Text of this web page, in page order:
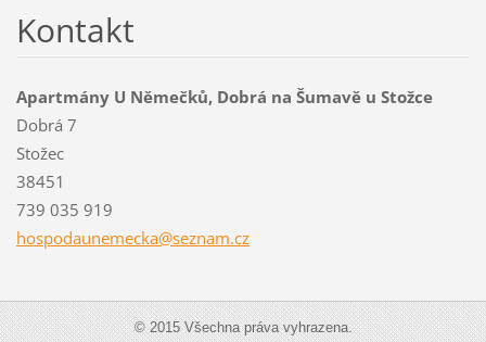
Kontakt
Apartmány U Němečků, Dobrá na Šumavě u Stožce
Dobrá 7
Stožec
38451
739 035 919
hospodaunemecka@seznam.cz
© 2015 Všechna práva vyhrazena.